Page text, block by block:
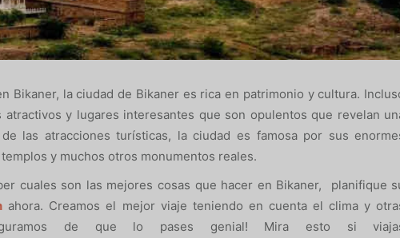
Bikaner, la ciudad de Bikaner es rica en patrimonio y cultura.
y lugares interesantes que son opulentos que revelan
las atracciones turísticas, la ciudad es famosa por sus
y muchos otros monumentos reales.
cuales son las mejores cosas que hacer en Bikaner, planifique
ahora. Creamos el mejor viaje teniendo en cuenta el clima y
de que lo pases genial! Mira esto si